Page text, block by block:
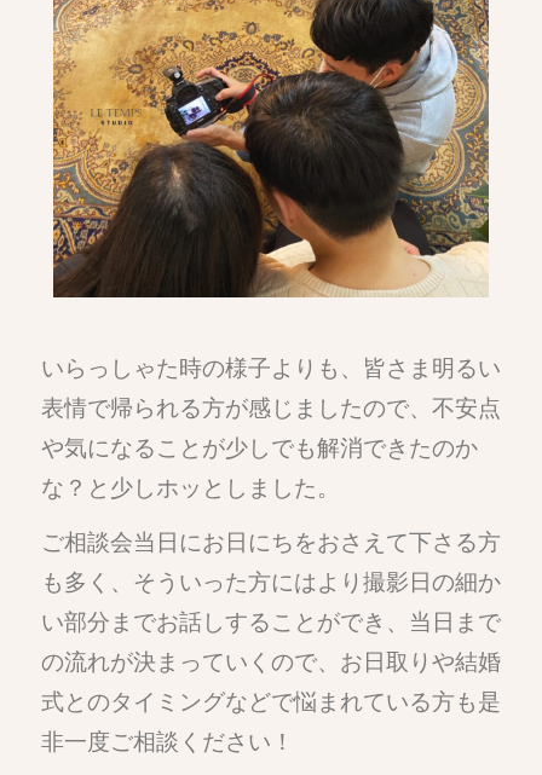
いらっしゃた時の様子よりも、皆さま明るい
表情で帰られる方が感じましたので、不安点
や気になることが少しでも解消できたのか
な？と少しホッとしました。
ご相談会当日にお日にちをおさえて下さる方
も多く、そういった方にはより撮影日の細か
い部分までお話しすることができ、当日まで
の流れが決まっていくので、お日取りや結婚
式とのタイミングなどで悩まれている方も是
非一度ご相談ください！